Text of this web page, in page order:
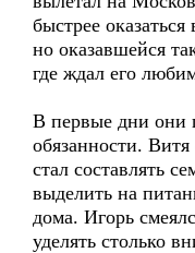
быстрее
но оказавшейся
где ждал его
В первые дни они
обязанности.
стал составлять
выделить на
дома. Игорь
уделять столько